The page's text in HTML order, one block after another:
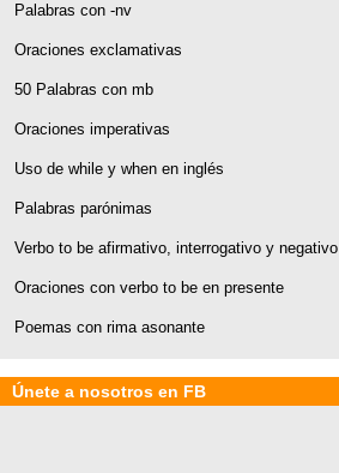
Palabras con -nv
Oraciones exclamativas
50 Palabras con mb
Oraciones imperativas
Uso de while y when en inglés
Palabras parónimas
Verbo to be afirmativo, interrogativo y negativo
Oraciones con verbo to be en presente
Poemas con rima asonante
Únete a nosotros en FB